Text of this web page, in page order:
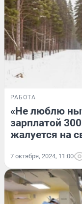
РАБОТА
«Не люблю
зарплатой
жалуется на
7 октября, 2024, 11:00